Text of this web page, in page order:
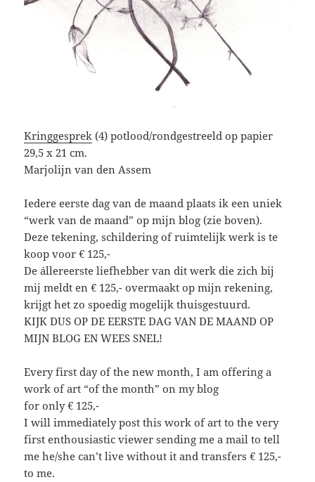
Kringgesprek (4) potlood/rondgestreeld op papier
29,5 x 21 cm.
Marjolijn van den Assem
Iedere eerste dag van de maand plaats ik een uniek
“werk van de maand” op mijn blog (zie boven).
Deze tekening, schildering of ruimtelijk werk is te
koop voor € 125,-
De állereerste liefhebber van dit werk die zich bij
mij meldt en € 125,- overmaakt op mijn rekening,
krijgt het zo spoedig mogelijk thuisgestuurd.
KIJK DUS OP DE EERSTE DAG VAN DE MAAND OP
MIJN BLOG EN WEES SNEL!
Every first day of the new month, I am offering a
work of art “of the month” on my blog
for only € 125,-
I will immediately post this work of art to the very
first enthousiastic viewer sending me a mail to tell
me he/she can’t live without it and transfers € 125,-
to me.